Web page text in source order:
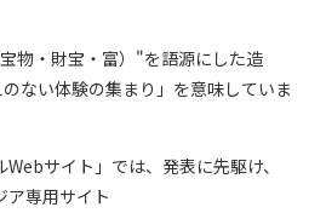
物・財宝・富）"を語源にした造
ない体験の集まり」を意味していま
Webサイト」では、発表に先駆け、
ア専用サイト